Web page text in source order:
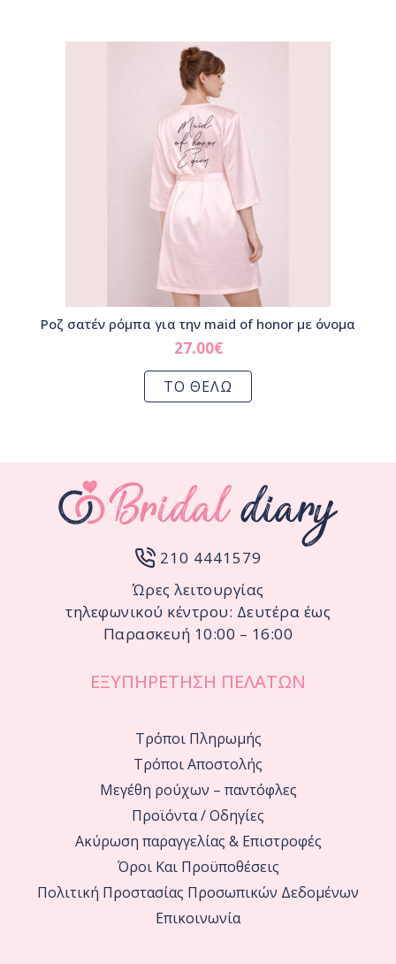
Ροζ σατέν ρόμπα για την maid of honor με όνομα
27.00€
ΤΟ ΘΕΛΩ
210 4441579
Ώρες λειτουργίας
τηλεφωνικού κέντρου: Δευτέρα έως
Παρασκευή 10:00 – 16:00
ΕΞΥΠΗΡΕΤΗΣΗ ΠΕΛΑΤΩΝ
Τρόποι Πληρωμής
Τρόποι Αποστολής
Μεγέθη ρούχων – παντόφλες
Προϊόντα / Οδηγίες
Ακύρωση παραγγελίας & Επιστροφές
Όροι Και Προϋποθέσεις
Πολιτική Προστασίας Προσωπικών Δεδομένων
Επικοινωνία